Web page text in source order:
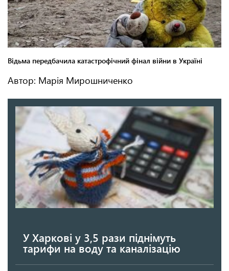
Автор: Марія Мирошниченко
У Харкові у 3,5 рази піднімуть
тарифи на воду та каналізацію